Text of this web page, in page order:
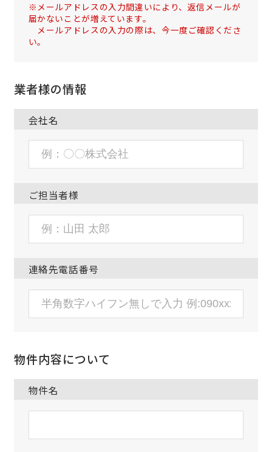
※メールアドレスの入力間違いにより、返信メールが
届かないことが増えています。
メールアドレスの入力の際は、今一度ご確認くださ
い。
業者様の情報
会社名
ご担当者様
連絡先電話番号
物件内容について
物件名